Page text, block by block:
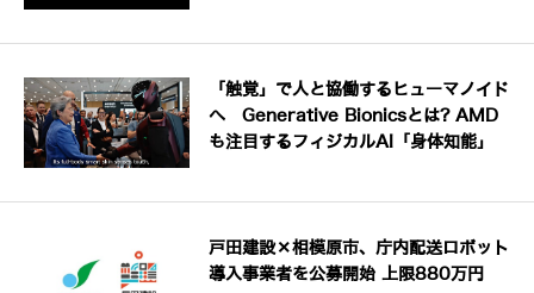
「触覚」で人と協働するヒューマノイド
へ Generative Bionicsとは? AMD
も注目するフィジカルAI「身体知能」
戸田建設×相模原市、庁内配送ロボット
導入事業者を公募開始 上限880万円